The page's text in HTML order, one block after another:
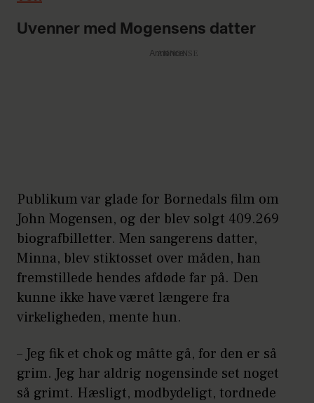
Uvenner med Mogensens datter
Annonce
Publikum var glade for Bornedals film om
John Mogensen, og der blev solgt 409.269
biografbilletter. Men sangerens datter,
Minna, blev stiktosset over måden, han
fremstillede hendes afdøde far på. Den
kunne ikke have været længere fra
virkeligheden, mente hun.
– Jeg fik et chok og måtte gå, for den er så
grim. Jeg har aldrig nogensinde set noget
så grimt. Hæsligt, modbydeligt, tordnede